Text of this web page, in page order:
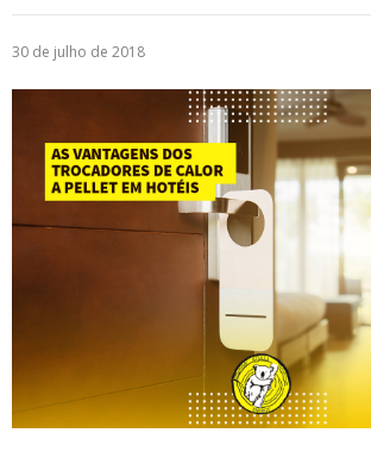
30 de julho de 2018
Atendimento
Blog
Denúncias
Relatório Transparência
Trabalhe Conosco